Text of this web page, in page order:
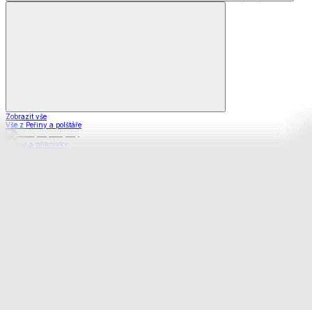
Zobrazit vše
Vše z Peřiny a polštáře
Peřiny a přikrývky